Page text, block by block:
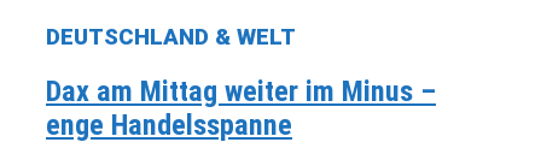
DEUTSCHLAND & WELT
Dax am Mittag weiter im Minus –
enge Handelsspanne